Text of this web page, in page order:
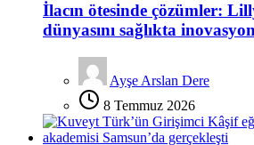
İlacın ötesinde çözümler:
dünyasını sağlıkta
Ayşe Arslan Dere
8 Temmuz 2026